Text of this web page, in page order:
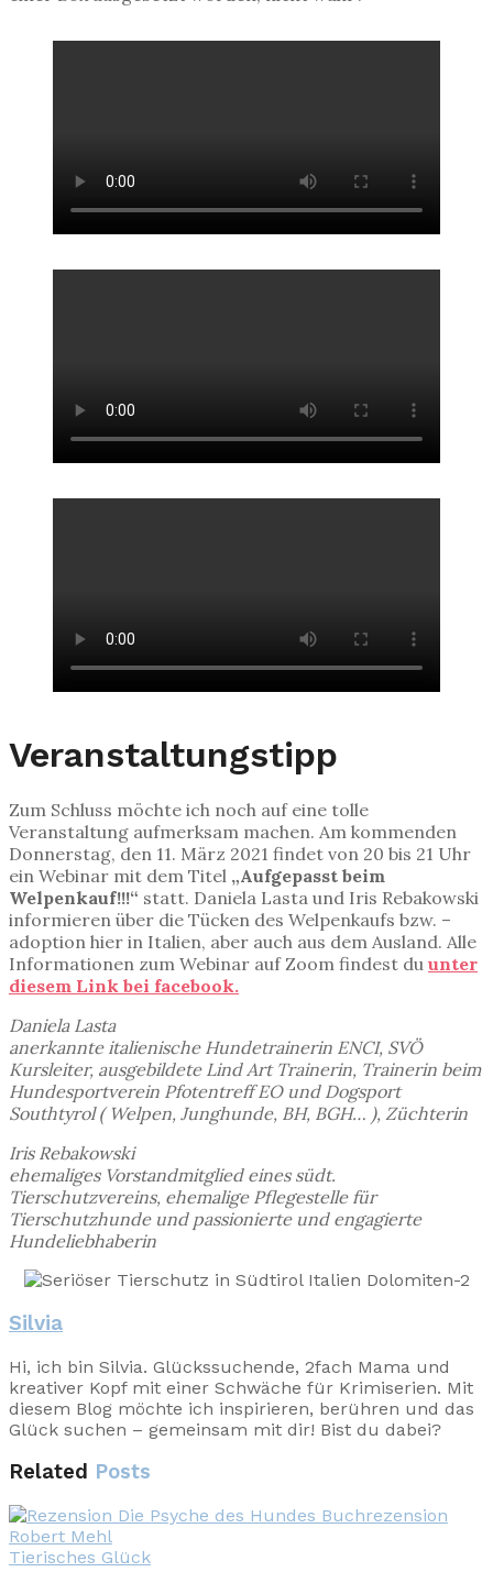
Veranstaltungstipp
Zum Schluss möchte ich noch auf eine tolle
Veranstaltung aufmerksam machen. Am kommenden
Donnerstag, den 11. März 2021 findet von 20 bis 21 Uhr
ein Webinar mit dem Titel „Aufgepasst beim
Welpenkauf!!!“ statt. Daniela Lasta und Iris Rebakowski
informieren über die Tücken des Welpenkaufs bzw. –
adoption hier in Italien, aber auch aus dem Ausland. Alle
Informationen zum Webinar auf Zoom findest du unter
diesem Link bei facebook.
Daniela Lasta
anerkannte italienische Hundetrainerin ENCI, SVÖ
Kursleiter, ausgebildete Lind Art Trainerin, Trainerin beim
Hundesportverein Pfotentreff EO und Dogsport
Southtyrol ( Welpen, Junghunde, BH, BGH… ), Züchterin
Iris Rebakowski
ehemaliges Vorstandmitglied eines südt.
Tierschutzvereins, ehemalige Pflegestelle für
Tierschutzhunde und passionierte und engagierte
Hundeliebhaberin
Silvia
Hi, ich bin Silvia. Glückssuchende, 2fach Mama und
kreativer Kopf mit einer Schwäche für Krimiserien. Mit
diesem Blog möchte ich inspirieren, berühren und das
Glück suchen – gemeinsam mit dir! Bist du dabei?
Related Posts
Tierisches Glück